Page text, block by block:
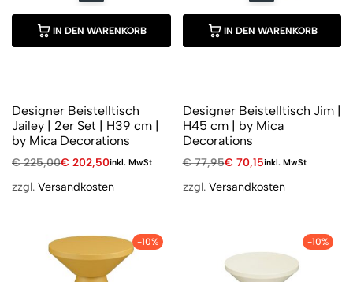
IN DEN WARENKORB
Designer Beistelltisch
Jailey | 2er Set | H39 cm |
by Mica Decorations
€225,00€ 202,50inkl. MwSt
zzgl. Versandkosten
IN DEN WARENKORB
Designer Beistelltisch Jim |
H45 cm | by Mica
Decorations
€77,95€ 70,15inkl. MwSt
zzgl. Versandkosten
-10% -10%